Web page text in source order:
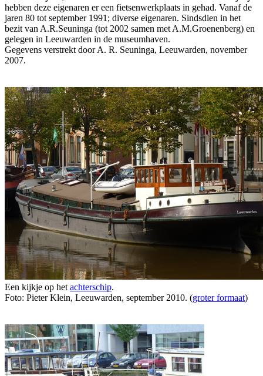
hebben deze eigenaren er een fietsenwerkplaats in gehad. Vanaf de
jaren 80 tot september 1991; diverse eigenaren. Sindsdien in het
bezit van A.R.Seuninga (tot 2002 samen met A.M.Groenenberg) en
gelegen in Leeuwarden in de museumhaven.
Gegevens verstrekt door A. R. Seuninga, Leeuwarden, november
2007.
Een kijkje op het achterschip.
Foto: Pieter Klein, Leeuwarden, september 2010. (groter formaat)